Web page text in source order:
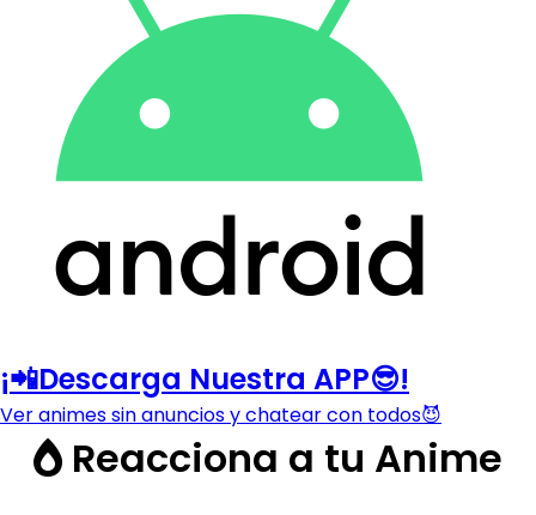
¡📲Descarga Nuestra APP😎!
Ver animes sin anuncios y chatear con todos😈
Reacciona a tu Anime